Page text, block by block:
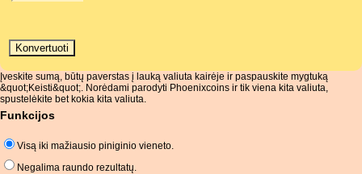
Įveskite sumą, būtų paverstas į lauką valiuta kairėje ir paspauskite mygtuką
&quot;Keisti&quot;. Norėdami parodyti Phoenixcoins ir tik viena kita valiuta,
spustelėkite bet kokia kita valiuta.
Funkcijos
Visą iki mažiausio piniginio vieneto.
Negalima raundo rezultatų.